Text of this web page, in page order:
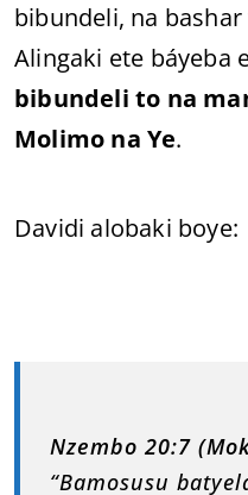
bibundeli, na
Alingaki ete báyeba
bibundeli to na
Molimo na Ye.
Davidi alobaki boye:
Nzembo 20:7
“Bamosusu